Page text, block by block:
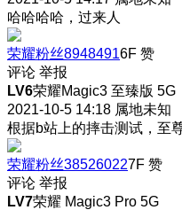
哈哈哈哈，过来人
荣耀粉丝89484916F 赞
评论 举报
LV6荣耀Magic3 至臻版 5G
2021-10-5 14:18 属地未知
根据b站上的摔击测试，至
荣耀粉丝385260227F 赞
评论 举报
LV7荣耀 Magic3 Pro 5G